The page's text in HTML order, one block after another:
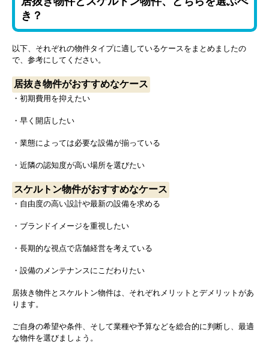
き？
以下、それぞれの物件タイプに適しているケースをまとめましたの
で、参考にしてください。
居抜き物件がおすすめなケース
・初期費用を抑えたい
・早く開店したい
・業態によっては必要な設備が揃っている
・近隣の認知度が高い場所を選びたい
スケルトン物件がおすすめなケース
・自由度の高い設計や最新の設備を求める
・ブランドイメージを重視したい
・長期的な視点で店舗経営を考えている
・設備のメンテナンスにこだわりたい
居抜き物件とスケルトン物件は、それぞれメリットとデメリットがあ
ります。
ご自身の希望や条件、そして業種や予算などを総合的に判断し、最適
な物件を選びましょう。